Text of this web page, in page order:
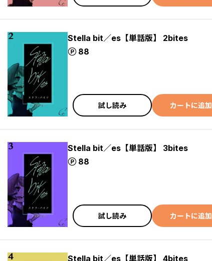
Stella bit／es【単話版】 2bites
88
ポイント
試し読み カートに追加
Stella bit／es【単話版】 3bites
88
ポイント
試し読み カートに追加
Stella bit／es【単話版】 4bites